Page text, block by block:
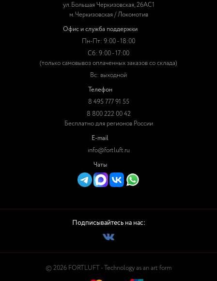
ул. Большая Черкизовская, 26АС1
м. Черкизовская / Локомотив
Офис и служба поддержки
Пн-Пт: 9:00 - 18:00
Сб: 9:00 - 17:00
(только самовывоз оплаченных заказов со склада)
Вс: выходной
Телефон
8 495 777 91 55
8 800 222 00 42
Бесплатно для регионов России
E-mail
info@fortluft.ru
Чаты
Подписывайтесь на нас:
© 2026 FORTLUFT - Technology as an art form